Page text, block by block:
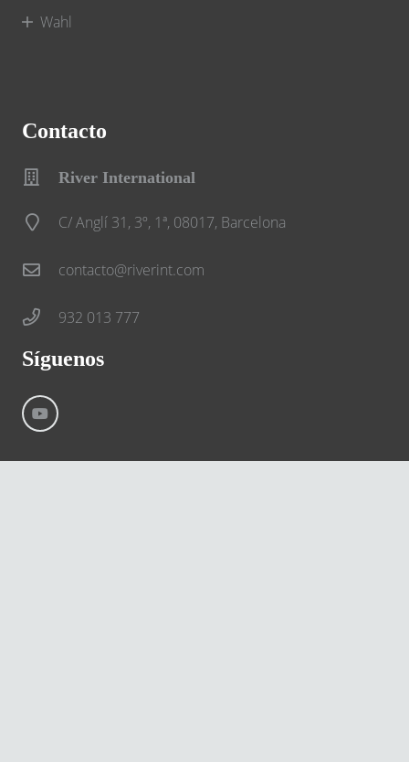
Wahl
Contacto
River International
C/ Anglí 31, 3º, 1ª, 08017, Barcelona
contacto@riverint.com
932 013 777
Síguenos